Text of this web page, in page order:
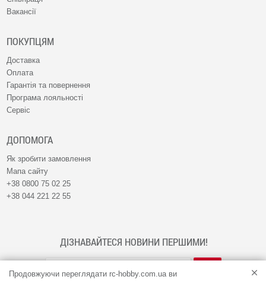
Продовжуючи переглядати rc-hobby.com.ua ви
Вакансії
ПОКУПЦЯМ
Доставка
Оплата
Гарантія та повернення
Програма лояльності
Сервіс
ДОПОМОГА
Як зробити замовлення
Мапа сайту
+38 0800 75 02 25
+38 044 221 22 55
ДІЗНАВАЙТЕСЯ НОВИНИ ПЕРШИМИ!